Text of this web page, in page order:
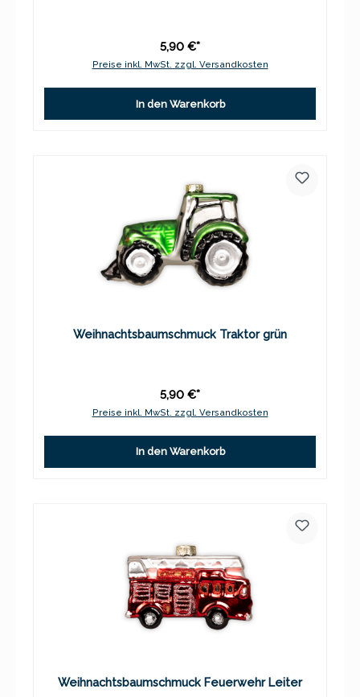
5,90 €*
Preise inkl. MwSt. zzgl. Versandkosten
In den Warenkorb
Weihnachtsbaumschmuck Traktor grün
5,90 €*
Preise inkl. MwSt. zzgl. Versandkosten
In den Warenkorb
Weihnachtsbaumschmuck Feuerwehr Leiter